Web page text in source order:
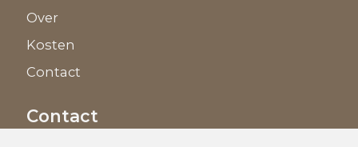
Over
Kosten
Contact
Contact